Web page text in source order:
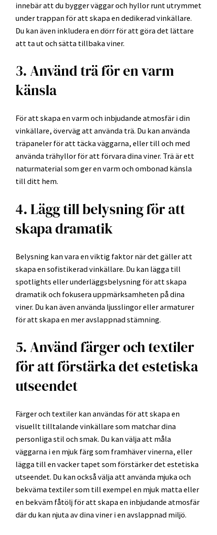
innebär att du bygger väggar och hyllor runt utrymmet
under trappan för att skapa en dedikerad vinkällare.
Du kan även inkludera en dörr för att göra det lättare
att ta ut och sätta tillbaka viner.
3. Använd trä för en varm
känsla
För att skapa en varm och inbjudande atmosfär i din
vinkällare, överväg att använda trä. Du kan använda
träpaneler för att täcka väggarna, eller till och med
använda trähyllor för att förvara dina viner. Trä är ett
naturmaterial som ger en varm och ombonad känsla
till ditt hem.
4. Lägg till belysning för att
skapa dramatik
Belysning kan vara en viktig faktor när det gäller att
skapa en sofistikerad vinkällare. Du kan lägga till
spotlights eller underläggsbelysning för att skapa
dramatik och fokusera uppmärksamheten på dina
viner. Du kan även använda ljusslingor eller armaturer
för att skapa en mer avslappnad stämning.
5. Använd färger och textiler
för att förstärka det estetiska
utseendet
Färger och textiler kan användas för att skapa en
visuellt tilltalande vinkällare som matchar dina
personliga stil och smak. Du kan välja att måla
väggarna i en mjuk färg som framhäver vinerna, eller
lägga till en vacker tapet som förstärker det estetiska
utseendet. Du kan också välja att använda mjuka och
bekväma textiler som till exempel en mjuk matta eller
en bekväm fåtölj för att skapa en inbjudande atmosfär
där du kan njuta av dina viner i en avslappnad miljö.